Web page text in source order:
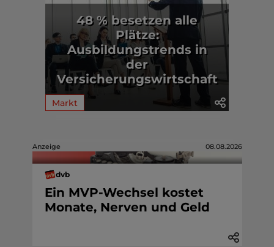
48 % besetzen alle
Plätze:
Ausbildungstrends in
der
Versicherungswirtschaft
Markt
Anzeige 08.08.2026
dvb
Ein MVP-Wechsel kostet
Monate, Nerven und Geld